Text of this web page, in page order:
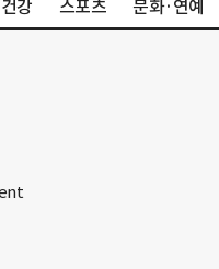
건강 스포츠 문화·연예